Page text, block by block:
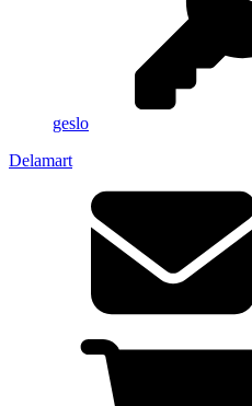
geslo
Delamart